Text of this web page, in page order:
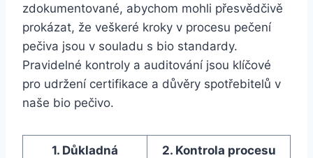
zdokumentované, abychom mohli přesvědčivě
prokázat,‍ že veškeré kroky v⁢ procesu pečení
pečiva jsou ​v souladu s bio standardy.‍
Pravidelné kontroly a auditování jsou klíčové
pro‍ udržení certifikace a důvěry spotřebitelů⁣ v
naše​ bio pečivo.
1. Důkladná
2. Kontrola procesu